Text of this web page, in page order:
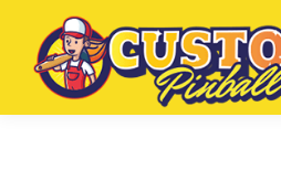
Lancia-